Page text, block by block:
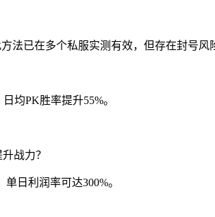
法已在多个私服实测有效，但存在封号风
均PK胜率提升55%。
日利润率可达300%。